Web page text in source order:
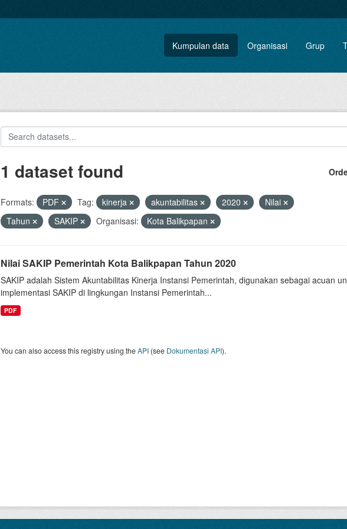
Kumpulan data Organisasi Grup
1 dataset found
Formats: PDF Tag: kinerja akuntabilitas 2020
Nilai
Tahun
SAKIP Organisasi: Kota Balikpapan
Nilai SAKIP Pemerintah Kota Balikpapan Tahun 2020
SAKIP adalah Sistem Akuntabilitas Kinerja Instansi Pemerintah, digunakan sebagai acuan
implementasi SAKIP di lingkungan Instansi Pemerintah...
PDF
You can also access this registry using theAPI(see Dokumentasi API).